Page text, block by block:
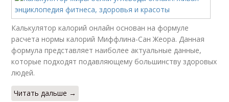
Калькулятор калорий онлайн основан на формуле
расчета нормы калорий Миффлина-Сан Жеора. Данная
формула представляет наиболее актуальные данные,
которые подходят подавляющему большинству здоровых
людей.
Читать дальше →